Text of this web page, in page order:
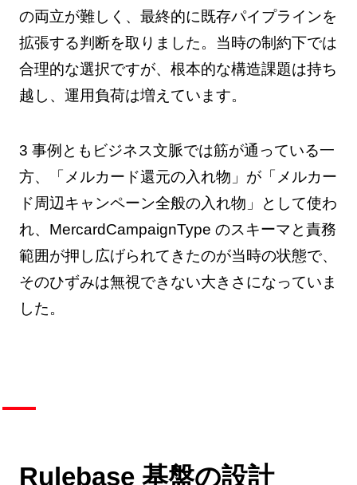
の両立が難しく、最終的に既存パイプラインを
拡張する判断を取りました。当時の制約下では
合理的な選択ですが、根本的な構造課題は持ち
越し、運用負荷は増えています。
3 事例ともビジネス文脈では筋が通っている一
方、「メルカード還元の入れ物」が「メルカー
ド周辺キャンペーン全般の入れ物」として使わ
れ、MercardCampaignType のスキーマと責務
範囲が押し広げられてきたのが当時の状態で、
そのひずみは無視できない大きさになっていま
した。
Rulebase 基盤の設計